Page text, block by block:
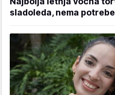
sladoleda, nema